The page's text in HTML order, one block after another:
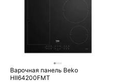
Варочная панель Beko
HII64200FMT